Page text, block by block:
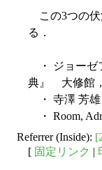
この3つの伏
る．
・ ジョーゼ
典』 大修館，
・ 寺澤 芳
・ Room,
Referrer (Inside):
[ 固定リンク |